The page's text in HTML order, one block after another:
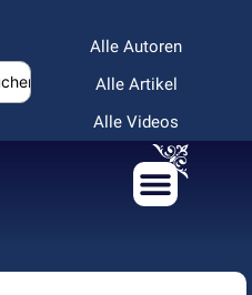
Alle Autoren
Alle Artikel
Alle Videos